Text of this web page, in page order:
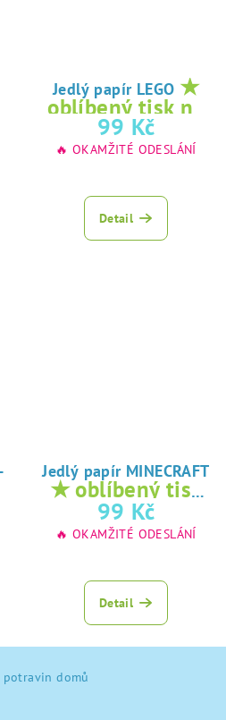
Jedlý papír LEGO ★
oblíbený tisk na
jedlý papír
99 Kč
🔥 OKAMŽITÉ ODESLÁNÍ
Detail
Jedlý papír MINECRAFT
★ oblíbený tisk
na jedlý papír
99 Kč
🔥 OKAMŽITÉ ODESLÁNÍ
Detail
potravin domů